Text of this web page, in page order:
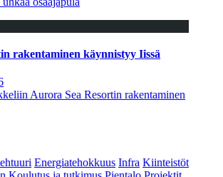
rakentaminen käynnistyy Iissä
Aurora Sea Resortin rakentaminen
Energiatehokkuus Infra Kiinteistöt